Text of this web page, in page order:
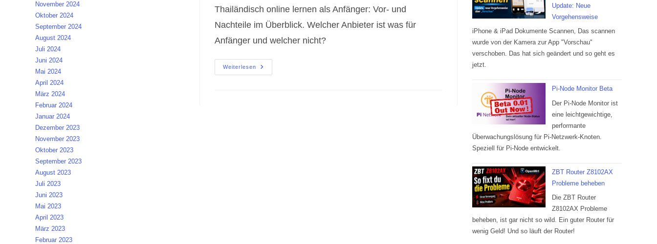
Thailändisch online lernen als Anfänger: Vor- und
Nachteile im Überblick. Welcher Anbieter ist was für
Anfänger und welcher nicht?
Weiterlesen
Thailändisch
Online
November 2024
Oktober 2024
September 2024
August 2024
Juli 2024
Juni 2024
Mai 2024
April 2024
März 2024
Februar 2024
Januar 2024
Dezember 2023
November 2023
Oktober 2023
September 2023
August 2023
Juli 2023
Juni 2023
Mai 2023
April 2023
März 2023
Februar 2023
Update: Neue
Vorgehensweise
iPhone & iPad Dokumente Scannen, Das scannen
wurde von der Kamera zur App "Vorschau"
verschoben. Das hat sich geändert und so geht es
jetzt.
Pi-Node Monitor Beta
Der Pi-Node Monitor ist
eine leichtgewichtige,
performante
Überwachungslösung für Pi-Netzwerk-Knoten.
Speziell für Pi-Node entwickelt.
ZBT Router Z8102AX
Probleme beheben
Die ZBT Router
Z8102AX Probleme
beheben, ist gar nicht so wild. Ein guter Router für
wenig Geld! Und so läuft der Router!